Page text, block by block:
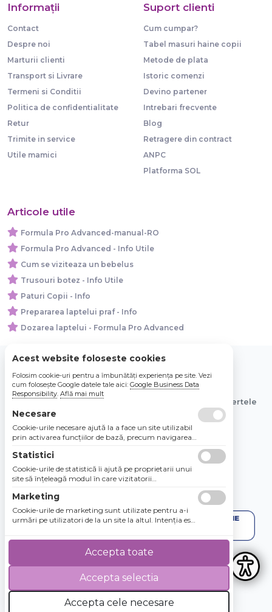
Informaţii
Contact
Despre noi
Marturii clienti
Transport si Livrare
Termeni si Conditii
Politica de confidentialitate
Retur
Trimite in service
Utile mamici
Suport clienti
Cum cumpar?
Tabel masuri haine copii
Metode de plata
Istoric comenzi
Devino partener
Intrebari frecvente
Blog
Retragere din contract
ANPC
Platforma SOL
Articole utile
Formula Pro Advanced-manual-RO
Formula Pro Advanced - Info Utile
Cum se viziteaza un bebelus
Trusouri botez - Info Utile
Paturi Copii - Info
Prepararea laptelui praf - Info
Dozarea laptelui - Formula Pro Advanced
© 2026 Bebe Nou Online Store SRL
Toate preturile sunt exprimate in lei si includ tva. Ofertele
sunt valabile in limita stocului disponibil.
4.8 / 5 ★★★★★
Acest website foloseste cookies
Folosim cookie-uri pentru a îmbunătăți experiența pe site. Vezi
cum folosește Google datele tale aici: Google Business Data
Responsibility. Află mai mult
Necesare
Cookie-urile necesare ajută la a face un site utilizabil
prin activarea funcţiilor de bază, precum navigarea
Site-ul nu poate funcţiona corespunzător fără aceste
cookie-uri.
Statistici
Cookie-urile de statistică îi ajută pe proprietarii unui
site să înţeleagă modul în care vizitatorii
raportarea informaţiilor în mod anonim.
Marketing
Cookie-urile de marketing sunt utilizate pentru a-i
urmări pe utilizatori de la un site la altul. Intenţia este
utilizatorii individuali, aşadar ele sunt mai valoroase
pentru agenţiile de puiblicitate şi părţile terţe care se
Accepta cele necesare
Accepta selectia
Accepta toate